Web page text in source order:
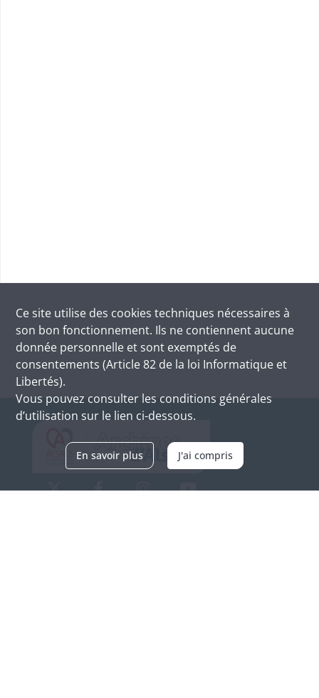
Ce site utilise des cookies techniques nécessaires à
son bon fonctionnement. Ils ne contiennent aucune
donnée personnelle et sont exemptés de
consentements (Article 82 de la loi Informatique et
Libertés).
Vous pouvez consulter les conditions générales
d’utilisation sur le lien ci-dessous.
En savoir plus J'ai compris